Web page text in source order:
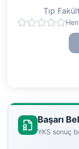
Tıp
Başarı
YKS sonuç